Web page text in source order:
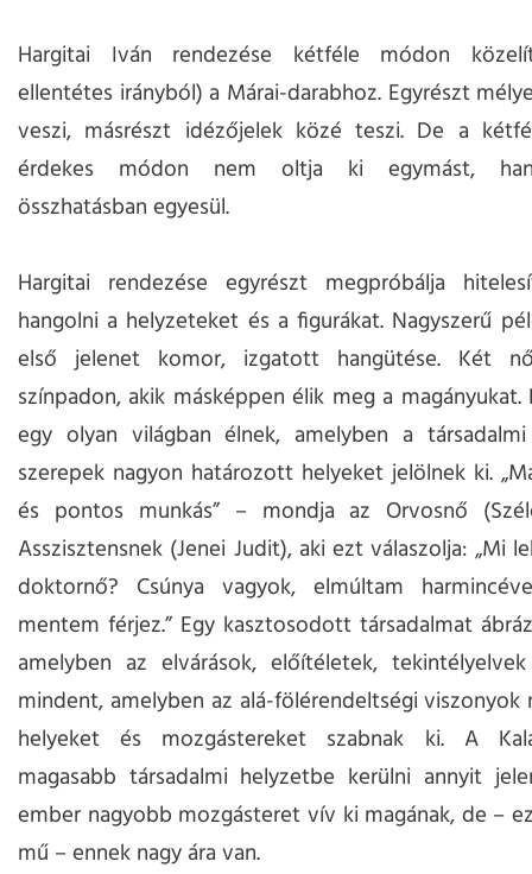
Hargitai Iván rendezése kétféle módon
ellentétes irányból) a Márai-darabhoz. Egyrészt
veszi, másrészt idézőjelek közé teszi. De a
érdekes módon nem oltja ki egymást,
összhatásban egyesül.
Hargitai rendezése egyrészt megpróbálja
hangolni a helyzeteket és a figurákat. Nagyszerű
első jelenet komor, izgatott hangütése. Két
színpadon, akik másképpen élik meg a magányukat.
egy olyan világban élnek, amelyben a
szerepek nagyon határozott helyeket jelölnek ki.
és pontos munkás” – mondja az Orvosnő
Asszisztensnek (Jenei Judit), aki ezt válaszolja: „Mi
doktornő? Csúnya vagyok, elmúltam
mentem férjez.” Egy kasztosodott társadalmat
amelyben az elvárások, előítéletek,
mindent, amelyben az alá-fölérendeltségi viszonyok
helyeket és mozgástereket szabnak ki. A
magasabb társadalmi helyzetbe kerülni annyit
ember nagyobb mozgásteret vív ki magának, de –
mű – ennek nagy ára van.